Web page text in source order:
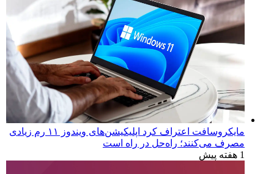
مایکروسافت اعتراف کرد اپلیکیشن‌های ویندوز ۱۱ رم زیادی
مصرف می‌کنند؛ راه‌حل در راه است
1 هفته پیش